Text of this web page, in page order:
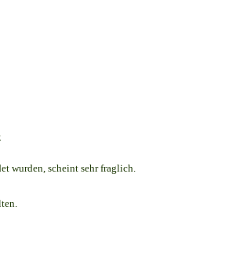
;
wurden, scheint sehr fraglich.